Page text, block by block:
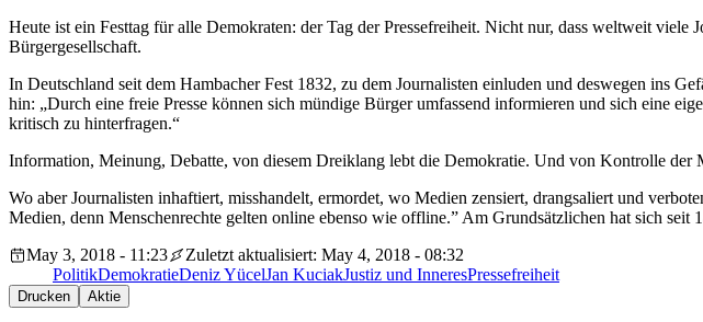
Heute ist ein Festtag für alle Demokraten: der Tag der Pressefreiheit. Nicht nur, dass weltweit
Bürgergesellschaft.
In Deutschland seit dem Hambacher Fest 1832, zu dem Journalisten einluden und deswegen ins
hin: „Durch eine freie Presse können sich mündige Bürger umfassend informieren und sich eine
kritisch zu hinterfragen.“
Information, Meinung, Debatte, von diesem Dreiklang lebt die Demokratie. Und von Kontrolle der
Wo aber Journalisten inhaftiert, misshandelt, ermordet, wo Medien zensiert, drangsaliert und
Medien, denn Menschenrechte gelten online ebenso wie offline.” Am Grundsätzlichen hat sich seit
May 3, 2018 - 11:23
Zuletzt aktualisiert: May 4, 2018 - 08:32
PolitikDemokratieDeniz YücelJan KuciakJustiz und InneresPressefreiheit
Drucken Aktie